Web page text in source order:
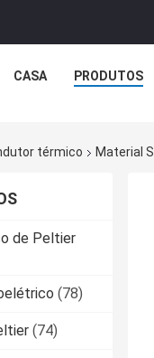
CASA PRODUTOS
térmico Material
de Peltier
(78)
(74)